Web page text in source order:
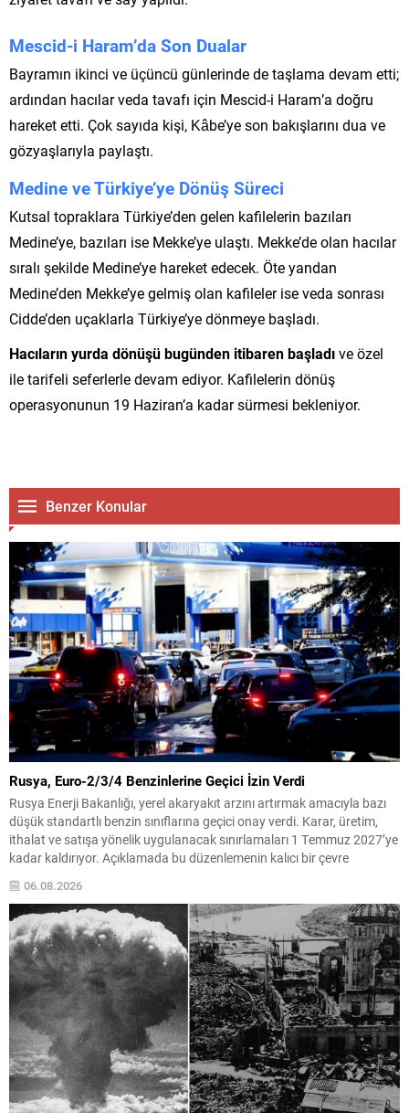
Mescid-i Haram’da Son Dualar
Bayramın ikinci ve üçüncü günlerinde de taşlama devam etti;
ardından hacılar veda tavafı için Mescid-i Haram’a doğru
hareket etti. Çok sayıda kişi, Kâbe’ye son bakışlarını dua ve
gözyaşlarıyla paylaştı.
Medine ve Türkiye’ye Dönüş Süreci
Kutsal topraklara Türkiye’den gelen kafilelerin bazıları
Medine’ye, bazıları ise Mekke’ye ulaştı. Mekke’de olan hacılar
sıralı şekilde Medine’ye hareket edecek. Öte yandan
Medine’den Mekke’ye gelmiş olan kafileler ise veda sonrası
Cidde’den uçaklarla Türkiye’ye dönmeye başladı.
Hacıların yurda dönüşü bugünden itibaren başladıve özel
ile tarifeli seferlerle devam ediyor. Kafilelerin dönüş
operasyonunun 19 Haziran’a kadar sürmesi bekleniyor.
Benzer Konular
Rusya, Euro-2/3/4 Benzinlerine Geçici İzin Verdi
Rusya Enerji Bakanlığı, yerel akaryakıt arzını artırmak amacıyla bazı
düşük standartlı benzin sınıflarına geçici onay verdi. Karar, üretim,
ithalat ve satışa yönelik uygulanacak sınırlamaları 1 Temmuz 2027’ye
kadar kaldırıyor. Açıklamada bu düzenlemenin kalıcı bir çevre
olduğu ve uzun vadeli çevre hedeflerinden sapma amaçlanmadığı...
06.08.2026